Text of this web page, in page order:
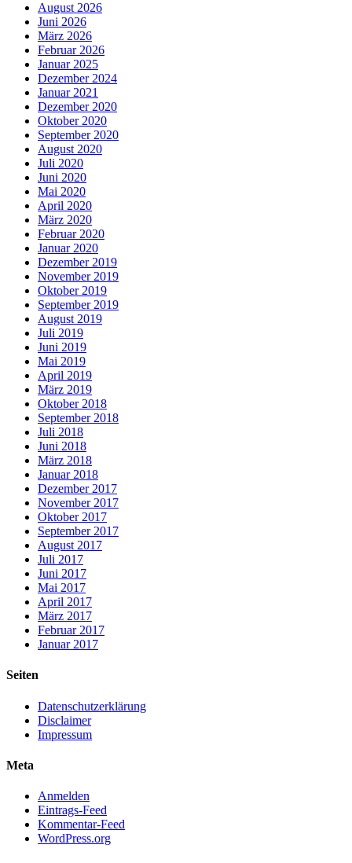
August 2026
Juni 2026
März 2026
Februar 2026
Januar 2025
Dezember 2024
Januar 2021
Dezember 2020
Oktober 2020
September 2020
August 2020
Juli 2020
Juni 2020
Mai 2020
April 2020
März 2020
Februar 2020
Januar 2020
Dezember 2019
November 2019
Oktober 2019
September 2019
August 2019
Juli 2019
Juni 2019
Mai 2019
April 2019
März 2019
Oktober 2018
September 2018
Juli 2018
Juni 2018
März 2018
Januar 2018
Dezember 2017
November 2017
Oktober 2017
September 2017
August 2017
Juli 2017
Juni 2017
Mai 2017
April 2017
März 2017
Februar 2017
Januar 2017
Seiten
Datenschutzerklärung
Disclaimer
Impressum
Meta
Anmelden
Eintrags-Feed
Kommentar-Feed
WordPress.org